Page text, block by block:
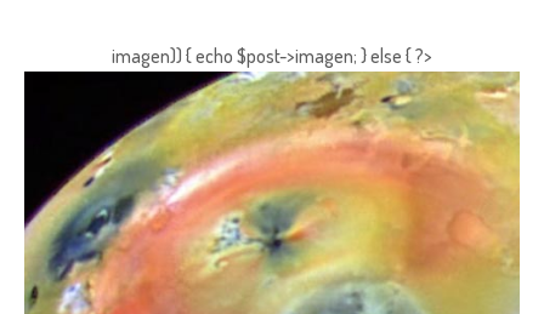
imagen)) { echo $post->imagen; } else { ?>